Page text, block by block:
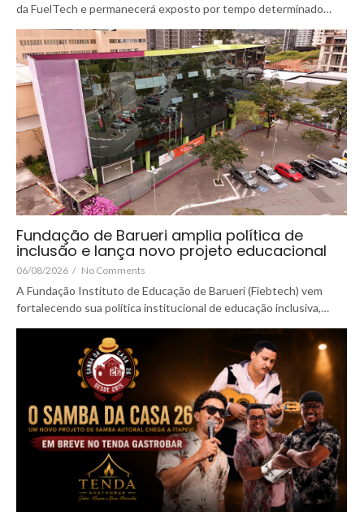
da FuelTech e permanecerá exposto por tempo determinado…
Fundação de Barueri amplia política de
inclusão e lança novo projeto educacional
06/08/2026 / No Comments
A Fundação Instituto de Educação de Barueri (Fiebtech) vem
fortalecendo sua política institucional de educação inclusiva,…